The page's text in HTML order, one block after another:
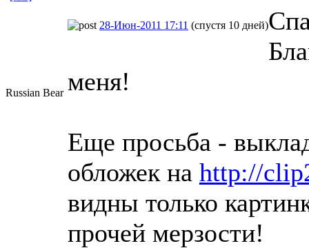
Russian Bear
28-Июн-2011 17:11 (спустя 10 дней)
меня!
Еще просьба -
обложек на http://
видны только
прочей мерзости!